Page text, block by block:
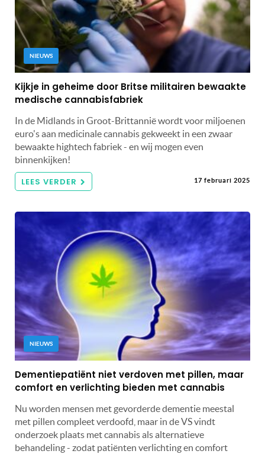
NIEUWS
Kijkje in geheime door Britse militairen bewaakte
medische cannabisfabriek
In de Midlands in Groot-Brittannië wordt voor miljoenen
euro's aan medicinale cannabis gekweekt in een zwaar
bewaakte hightech fabriek - en wij mogen even
binnenkijken!
LEES VERDER 17 februari 2025
NIEUWS
Dementiepatiënt niet verdoven met pillen, maar
comfort en verlichting bieden met cannabis
Nu worden mensen met gevorderde dementie meestal
met pillen compleet verdoofd, maar in de VS vindt
onderzoek plaats met cannabis als alternatieve
behandeling - zodat patiënten verlichting en comfort